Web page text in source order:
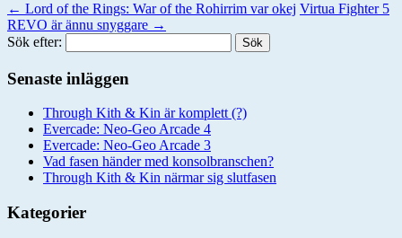
← Lord of the Rings: War of the Rohirrim var okej Virtua Fighter 5
REVO är ännu snyggare →
Sök efter:
Senaste inläggen
Through Kith & Kin är komplett (?)
Evercade: Neo-Geo Arcade 4
Evercade: Neo-Geo Arcade 3
Vad fasen händer med konsolbranschen?
Through Kith & Kin närmar sig slutfasen
Kategorier